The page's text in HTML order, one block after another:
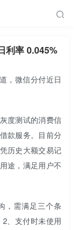
利率 0.045%
，微信分付近日
度测试的消费信
款服务。目前分
历史大额交易记
途，满足用户不
，需满足三个条
、支付时未使用